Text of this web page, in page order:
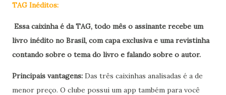
TAG Inéditos:
Essa caixinha é da TAG, todo mês o assinante recebe um
livro inédito no Brasil, com capa exclusiva e uma revistinha
contando sobre o tema do livro e falando sobre o autor.
Principais vantagens: Das três caixinhas analisadas é a de
menor preço. O clube possui um app também para você